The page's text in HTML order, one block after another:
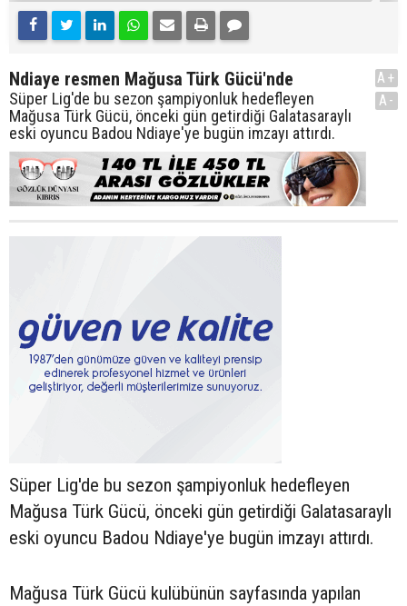
Ndiaye resmen Mağusa Türk Gücü'nde
Süper Lig'de bu sezon şampiyonluk hedefleyen
Mağusa Türk Gücü, önceki gün getirdiği Galatasaraylı
eski oyuncu Badou Ndiaye'ye bugün imzayı attırdı.
A+
A-
Süper Lig'de bu sezon şampiyonluk hedefleyen
Mağusa Türk Gücü, önceki gün getirdiği Galatasaraylı
eski oyuncu Badou Ndiaye'ye bugün imzayı attırdı.
Mağusa Türk Gücü kulübünün sayfasında yapılan